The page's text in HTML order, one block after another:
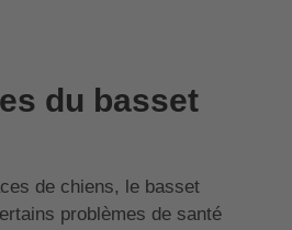
du basset
de chiens, le basset
problèmes de santé